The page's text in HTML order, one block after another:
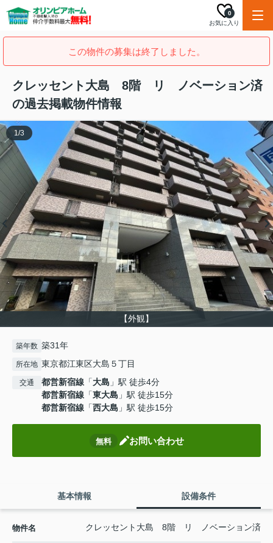
お気に入り
0
この物件の募集は終了しました。
クレッセント大島 8階 リ ノベーション済
の過去掲載物件情報
【外観】
1/3
築年数 築31年
所在地 東京都江東区大島５丁目
交通 都営新宿線 「大島 」駅 徒歩4分
都営新宿線 「東大島 」駅 徒歩15分
都営新宿線 「西大島 」駅 徒歩15分
無料 お問い合わせ
基本情報 設備条件
物件名 クレッセント大島 8階 リ ノベーション済